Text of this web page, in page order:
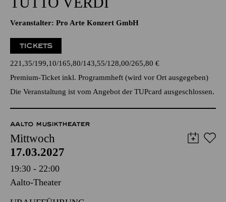
JONAS KAUFMANN
Veranstalter: Pro Arte Konzert GmbH
TICKETS
221,35 199,10 165,80 143,55 128,00 265,80€
Premium-Ticket inkl. Programmheft (wird vor Ort ausgegeben)
Die Veranstaltung ist vom Angebot der TUPcard ausgeschlossen.
AALTO MUSIKTHEATER
Mittwoch
17.03.2027
19:30 - 22:00